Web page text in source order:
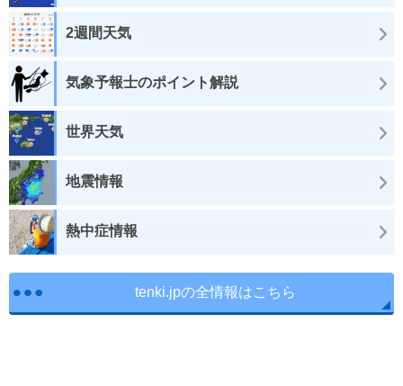
2週間天気
気象予報士のポイント解説
世界天気
地震情報
熱中症情報
tenki.jpの全情報はこちら